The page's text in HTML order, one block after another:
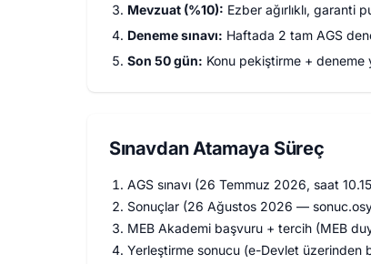
Mevzuat (%10): Ezber ağırlıklı, garanti
Deneme sınavı: Haftada 2 tam AGS
Son 50 gün: Konu pekiştirme + deneme
Sınavdan Atamaya Süreç
AGS sınavı (26 Temmuz 2026, saat
Sonuçlar (26 Ağustos 2026 —
MEB Akademi başvuru + tercih (MEB
Yerleştirme sonucu (e-Devlet üzerinden